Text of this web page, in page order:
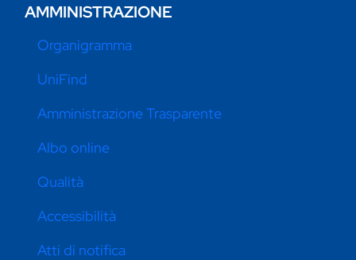
AMMINISTRAZIONE
Organigramma
UniFind
Amministrazione Trasparente
Albo online
Qualità
Accessibilità
Atti di notifica